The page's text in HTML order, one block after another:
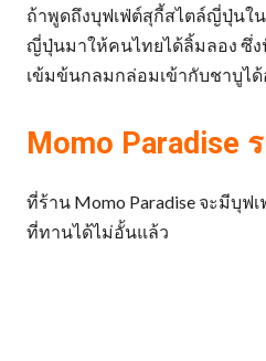
ถ้าพูดถึงบุฟเฟ่ต์สุกี้สไตล์ญี่ปุ่นใ
ญี่ปุ่นมาให้คนไทยได้ลิ้มลอง ซึ่ง
เข้มข้นกลมกล่อมเข้ากับชาบูได้
Momo Paradise
ที่ร้าน Momo Paradise จะมีบุฟ
ที่ทานได้ไม่อั้นแล้ว